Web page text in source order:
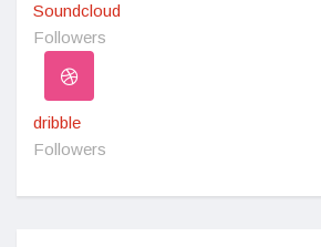
Soundcloud
Followers
dribble
Followers